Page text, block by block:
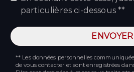
particulières ci-dessous **
ENVOYER
** Les données personnelles
de vous contacter et sont enregistrées